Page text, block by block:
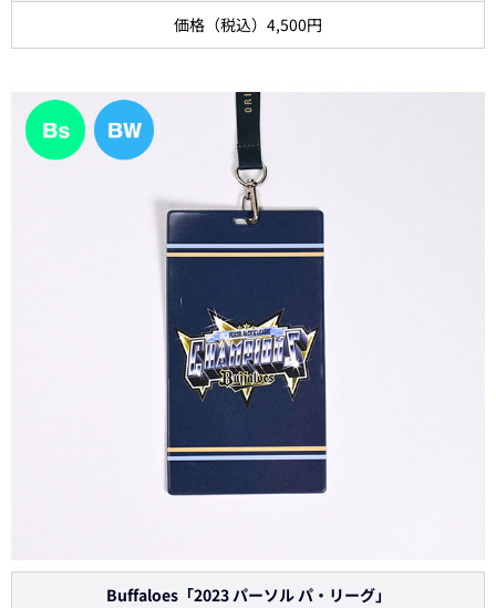
価格（税込）4,500円
Buffaloes「2023 パーソル パ・リーグ」